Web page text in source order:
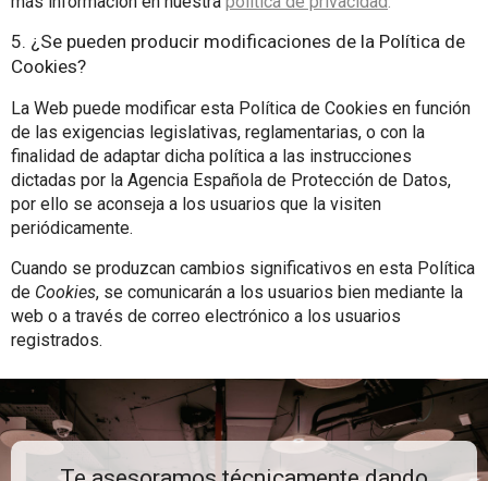
5. ¿Se pueden producir modificaciones de la Política de
Cookies?
La Web puede modificar esta Política de Cookies en función
de las exigencias legislativas, reglamentarias, o con la
finalidad de adaptar dicha política a las instrucciones
dictadas por la Agencia Española de Protección de Datos,
por ello se aconseja a los usuarios que la visiten
periódicamente.
Cuando se produzcan cambios significativos en esta Política
de Cookies, se comunicarán a los usuarios bien mediante la
web o a través de correo electrónico a los usuarios
registrados.